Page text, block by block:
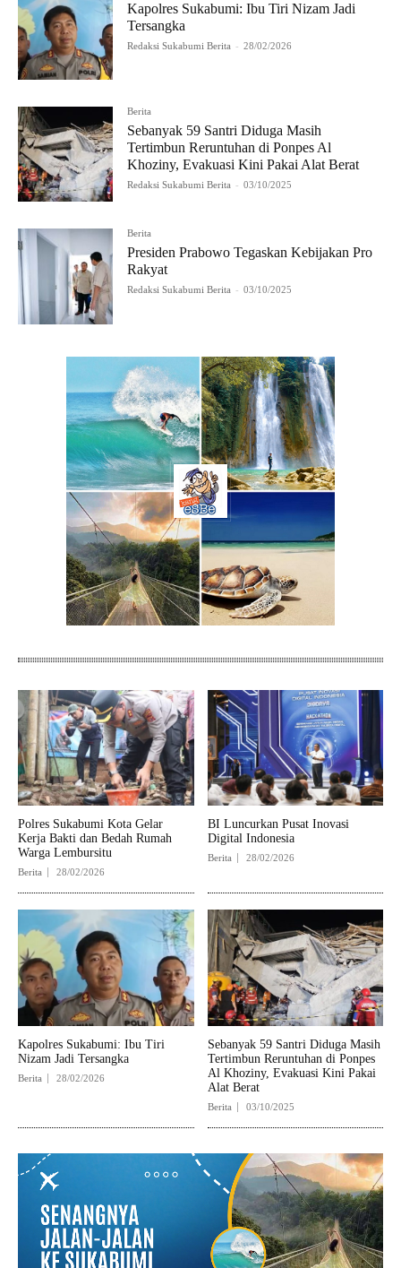
Kapolres Sukabumi: Ibu Tiri Nizam Jadi
Tersangka
Redaksi Sukabumi Berita - 28/02/2026
Berita
Sebanyak 59 Santri Diduga Masih
Tertimbun Reruntuhan di Ponpes Al
Khoziny, Evakuasi Kini Pakai Alat Berat
Redaksi Sukabumi Berita - 03/10/2025
Berita
Presiden Prabowo Tegaskan Kebijakan Pro
Rakyat
Redaksi Sukabumi Berita - 03/10/2025
Polres Sukabumi Kota Gelar
Kerja Bakti dan Bedah Rumah
Warga Lembursitu
Berita 28/02/2026
BI Luncurkan Pusat Inovasi
Digital Indonesia
Berita 28/02/2026
Kapolres Sukabumi: Ibu Tiri
Nizam Jadi Tersangka
Berita 28/02/2026
Sebanyak 59 Santri Diduga Masih
Tertimbun Reruntuhan di Ponpes
Al Khoziny, Evakuasi Kini Pakai
Alat Berat
Berita 03/10/2025